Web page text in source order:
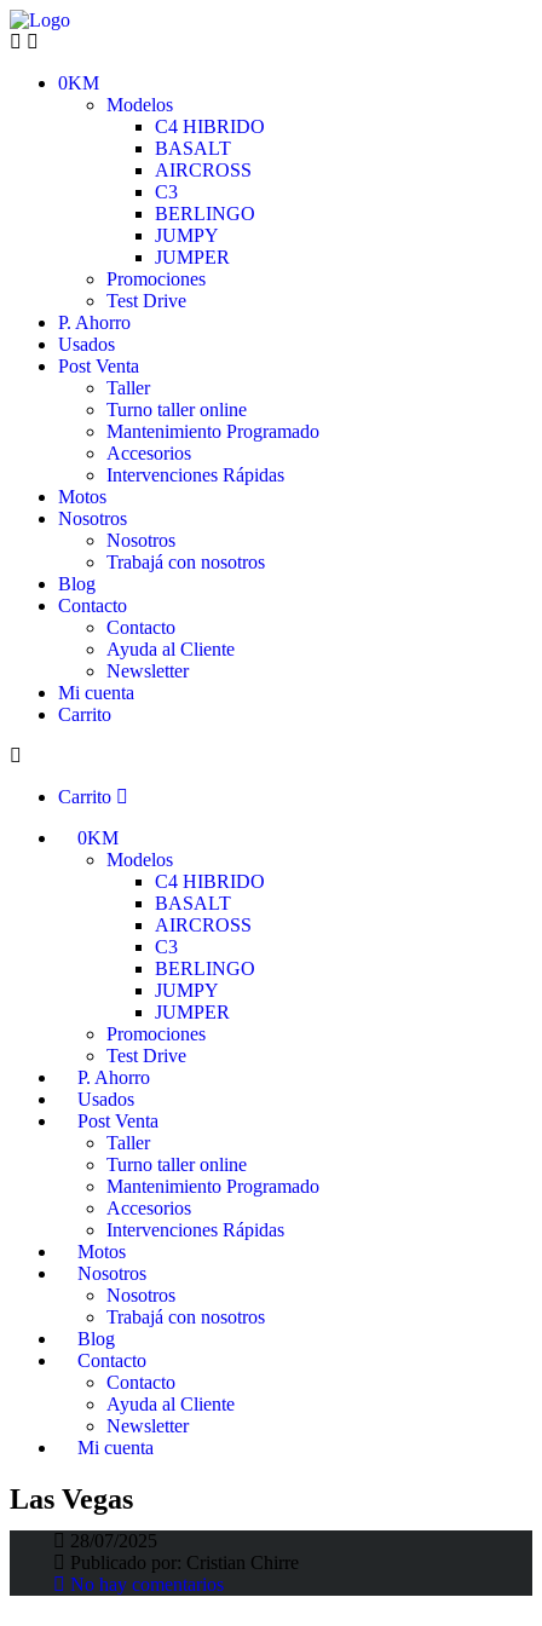
0KM
Modelos
C4 HIBRIDO
BASALT
AIRCROSS
C3
BERLINGO
JUMPY
JUMPER
Promociones
Test Drive
P. Ahorro
Usados
Post Venta
Taller
Turno taller online
Mantenimiento Programado
Accesorios
Intervenciones Rápidas
Motos
Nosotros
Nosotros
Trabajá con nosotros
Blog
Contacto
Contacto
Ayuda al Cliente
Newsletter
Mi cuenta
Carrito
Carrito
0KM
Modelos
C4 HIBRIDO
BASALT
AIRCROSS
C3
BERLINGO
JUMPY
JUMPER
Promociones
Test Drive
P. Ahorro
Usados
Post Venta
Taller
Turno taller online
Mantenimiento Programado
Accesorios
Intervenciones Rápidas
Motos
Nosotros
Nosotros
Trabajá con nosotros
Blog
Contacto
Contacto
Ayuda al Cliente
Newsletter
Mi cuenta
Las Vegas
Fortunato Fortino>
¡Las Vegas te espera! Grupo Fortino te lleva
28/07/2025
Publicado por: Cristian Chirre
No hay comentarios